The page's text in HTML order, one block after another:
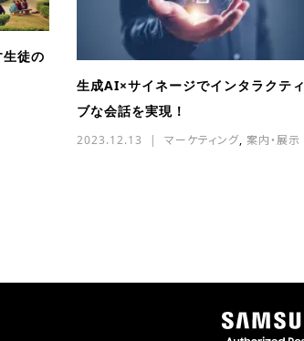
徒の
生成AI×サイネージでインタラクティ
ブな会話を実現！
2023.12.13 マーケティング, 案内・展示